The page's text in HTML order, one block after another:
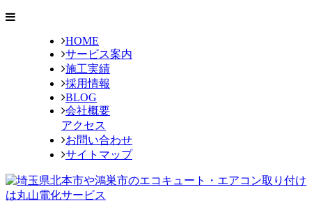
HOME
サービス案内
施工実績
採用情報
BLOG
会社概要
アクセス
お問い合わせ
サイトマップ